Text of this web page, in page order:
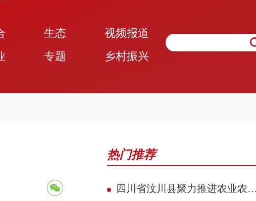
生态
视频报道
专题 乡村振兴
热门推荐
四川省汶川县聚力推进农业农村现代化 赋能民族地区县域典范建设攻坚见效